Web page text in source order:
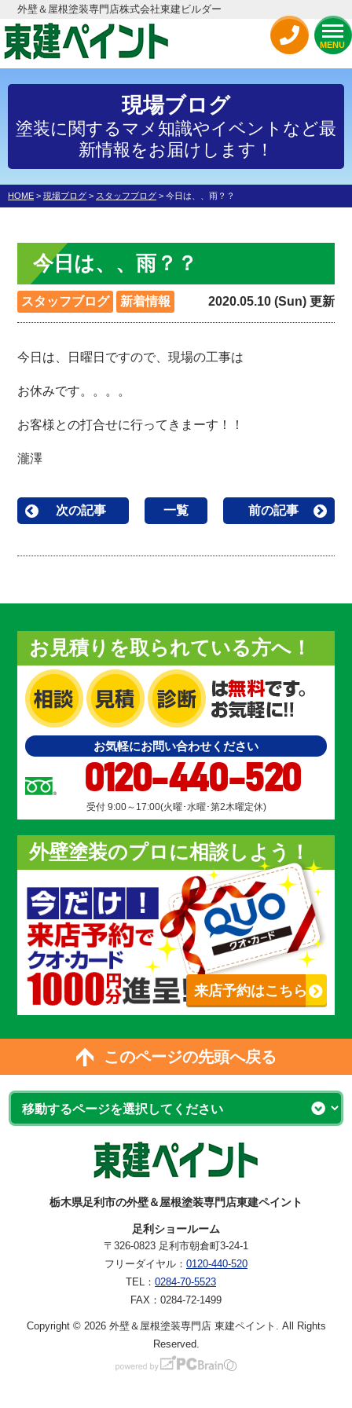
外壁＆屋根塗装専門店株式会社東建ビルダー
MENU
現場ブログ
塗装に関するマメ知識やイベントなど最
新情報をお届けします！
HOME > 現場ブログ > スタッフブログ > 今日は、、雨？？
今日は、、雨？？
スタッフブログ 新着情報 2020.05.10 (Sun) 更新
今日は、日曜日ですので、現場の工事は
お休みです。。。。
お客様との打合せに行ってきまーす！！
瀧澤
次の記事 一覧 前の記事
お見積りを取られている方へ！
お気軽にお問い合わせください
0120-440-520
受付 9:00～17:00(火曜･水曜･第2木曜定休)
外壁塗装のプロに相談しよう！
来店予約はこちら
このページの先頭へ戻る
栃木県足利市の外壁＆屋根塗装専門店東建ペイント
足利ショールーム
〒326-0823 足利市朝倉町3-24-1
フリーダイヤル： 0120-440-520
TEL： 0284-70-5523
FAX：0284-72-1499
Copyright © 2026 外壁＆屋根塗装専門店 東建ペイント. All Rights
Reserved.